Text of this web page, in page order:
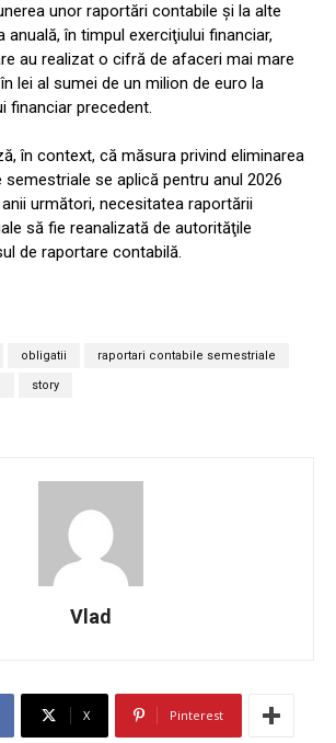
unor raportări contabile şi la alte
anuală, în timpul exerciţiului financiar,
au realizat o cifră de afaceri mai mare
lei al sumei de un milion de euro la
financiar precedent.
în context, că măsura privind eliminarea
se aplică pentru anul 2026
următori, necesitatea raportării
să fie reanalizată de autorităţile
de raportare contabilă.
obligatii raportari contabile semestriale
story
Vlad
X Pinterest